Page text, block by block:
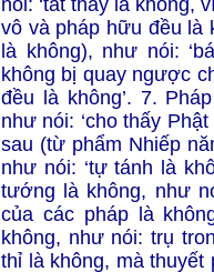
vô và pháp hữu đều là
là không), như nói:
không bị quay ngược
đều là không’. 7.
như nói: ‘cho thấy
sau (từ phẩm Nhiếp
như nói: ‘tự tánh là
tướng là không, như
của các pháp là
không, như nói: trụ
thỉ là không, mà thuyết